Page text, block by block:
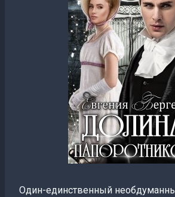
Один-единственный